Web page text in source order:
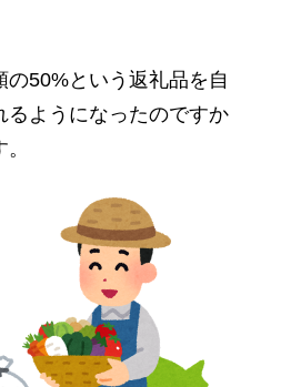
の50%という返礼品を自
るようになったのですか